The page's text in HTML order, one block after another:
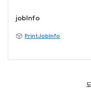
jobInfo
PrintJobInfo